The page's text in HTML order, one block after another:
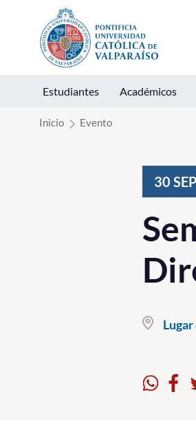
Click acá para ir directamente al contenido
Estudiantes Académicos
Inicio Evento
30 SEP